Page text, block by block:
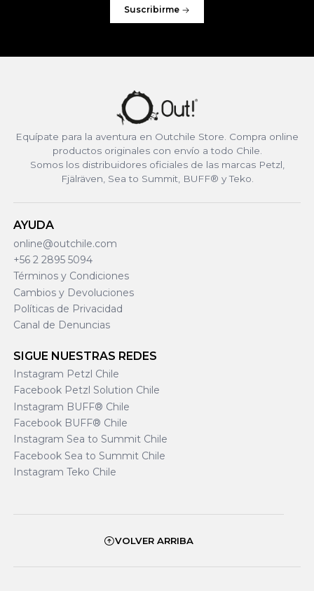
Suscribirme
Equípate para la aventura en Outchile Store. Compra online
productos originales con envío a todo Chile.
Somos los distribuidores oficiales de las marcas Petzl,
Fjälräven, Sea to Summit, BUFF® y Teko.
AYUDA
online@outchile.com
+56 2 2895 5094
Términos y Condiciones
Cambios y Devoluciones
Políticas de Privacidad
Canal de Denuncias
SIGUE NUESTRAS REDES
Instagram Petzl Chile
Facebook Petzl Solution Chile
Instagram BUFF® Chile
Facebook BUFF® Chile
Instagram Sea to Summit Chile
Facebook Sea to Summit Chile
Instagram Teko Chile
VOLVER ARRIBA